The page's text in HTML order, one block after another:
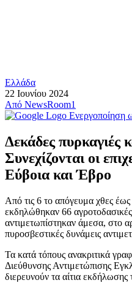
Ελλάδα
22 Ιουνίου 2024
Από NewsRoom1
Ενεργοποίηση
Δεκάδες πυρκαγιές
Συνεχίζονται οι
Εύβοια και Έβρο
Από τις 6 το απόγευμα χθες
εκδηλώθηκαν 66 αγροτοδασικές
αντιμετωπίστηκαν άμεσα, στο
πυροσβεστικές δυνάμεις
Τα κατά τόπους ανακριτικά
Διεύθυνσης Αντιμετώπισης
διερευνούν τα αίτια